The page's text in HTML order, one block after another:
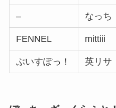
– なっち
FENNEL mittiii
ぶいすぽっ！ 英リサ